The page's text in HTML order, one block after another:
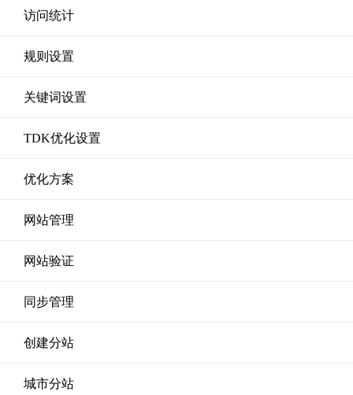
访问统计
规则设置
关键词设置
TDK优化设置
优化方案
网站管理
网站验证
同步管理
创建分站
城市分站